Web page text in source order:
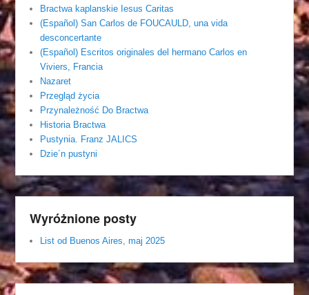
Bractwa kaplanskie Iesus Caritas
(Español) San Carlos de FOUCAULD, una vida
desconcertante
(Español) Escritos originales del hermano Carlos en
Viviers, Francia
Nazaret
Przegląd życia
Przynależność Do Bractwa
Historia Bractwa
Pustynia. Franz JALICS
Dzie´n pustyni
Wyróżnione posty
List od Buenos Aires, maj 2025